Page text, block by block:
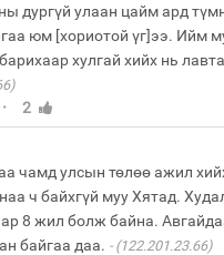
дургүй улаан цайм ард
юм [хориотой үг]ээ. Ийм
хулгай хийх нь
· 2
чамд улсын төлөө ажил
ч байхгүй муу Хятад.
8 жил болж байна.
байгаа даа.
(122.201.23.66)